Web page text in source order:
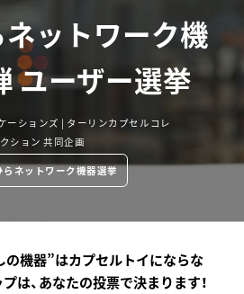
ネットワーク機
ユーザー選挙
ーションズ | ターリンカプセルコレ
クション 共同企画
らネットワーク機器選挙
の機器”はカプセルトイにならな
は、あなたの投票で決まります！